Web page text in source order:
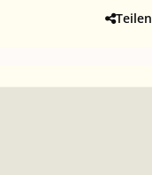
Teilen